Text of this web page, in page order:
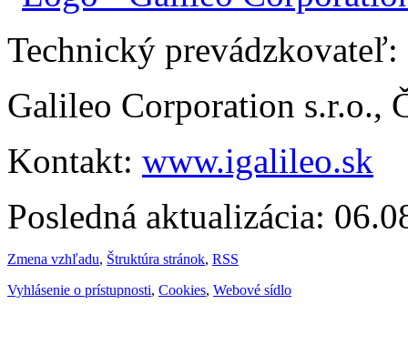
Technický prevádzkovateľ:
Galileo Corporation s.r.o.,
Kontakt: www.igalileo.sk
Posledná aktualizácia:
Zmena vzhľadu, Štruktúra stránok, RSS
Vyhlásenie o prístupnosti, Cookies, Webové sídlo